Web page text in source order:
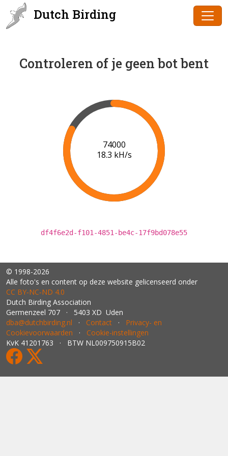
Dutch Birding
Controleren of je geen bot bent
75000
18.4 kH/s
df4f6e2d-f101-4851-be4c-17f9bd078e55
© 1998-2026
Alle foto's en content op deze website gelicenseerd onder
CC BY‑NC‑ND 4.0
Dutch Birding Association
Germenzeel 707 · 5403 XD Uden
dba@dutchbirding.nl · Contact · Privacy- en
Cookievoorwaarden · Cookie-instellingen
KvK 41201763 · BTW NL009750915B02